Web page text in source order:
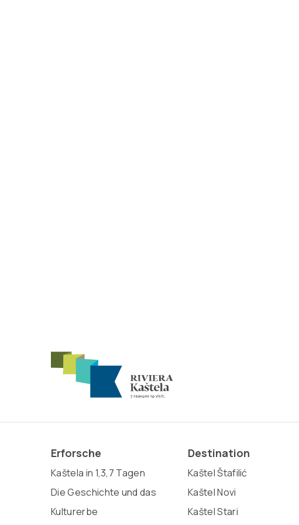
Erforsche
Kaštela in 1,3,7 Tagen
Die Geschichte und das
Kulturerbe
Destination
Kaštel Štafilić
Kaštel Novi
Kaštel Stari